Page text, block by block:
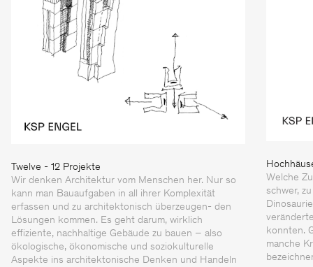
Twelve - 12 Projekte
Wir denken Architektur vom Menschen her. Nur so
kann man Bauaufgaben in all ihrer Komplexität
erfassen und zu architektonisch überzeugen- den
Lösungen kommen. Es geht darum, wirklich
effiziente, nachhaltige Gebäude zu bauen – also
ökologische, ökonomische und soziokulturelle
Aspekte ins architektonische Denken und Handeln
Welche
schwer,
konnten.
manche